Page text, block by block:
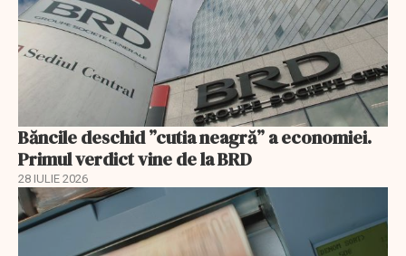
Băncile deschid ”cutia neagră” a economiei.
Primul verdict vine de la BRD
28 IULIE 2026